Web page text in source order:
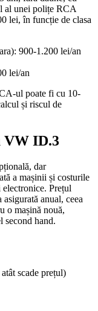
al unei polițe RCA
lei, în funcție de clasa
900-1.200 lei/an
lei/an
ul poate fi cu 10-
și riscul de
VW ID.3
dar
a mașinii și costurile
electronice. Prețul
anual, ceea
o mașină nouă,
second hand.
scade prețul)